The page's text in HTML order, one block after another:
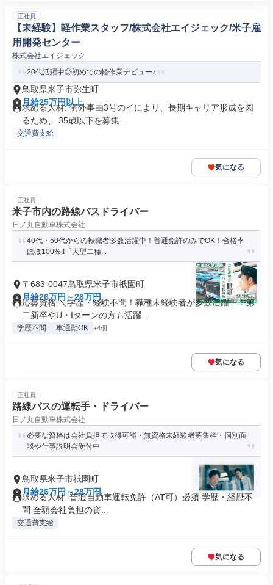
正社員
【未経験】軽作業スタッフ/株式会社エイジェック/米子雇
用開発センター
株式会社エイジェック
20代活躍中◎初めての軽作業デビュー♪
鳥取県米子市弥生町
月給25万円以上
求める人材: 例外事由3号のイにより、長期キャリア形成を図
るため、 35歳以下を募集...
交通費支給
気になる
正社員
米子市内の路線バスドライバー
日ノ丸自動車株式会社
40代・50代からの転職者多数活躍中！普通免許のみでOK！合格率
ほぼ100%!!「大型二種...
〒683-0047鳥取県米子市祇園町
月給26万円～28万円
応募資格 ＼学歴・経験不問！職種未経験者が多数活躍中！第
二新卒やU・Iターンの方も活躍...
学歴不問 車通勤OK +4個
気になる
正社員
路線バスの運転手・ドライバー
日ノ丸自動車株式会社
必要な資格は会社負担で取得可能・無資格未経験者募集枠・個別面
談や仕事説明会受付中
鳥取県米子市祇園町
月給26万円～28万円
求める人材: 普通自動車運転免許（AT可）必須 学歴・経歴不
問 全額会社負担の資...
交通費支給
気になる